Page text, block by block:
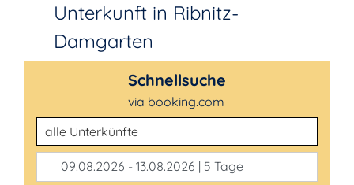
Unterkunft in Ribnitz-
Damgarten
Schnellsuche
via booking.com
Unterkunftsart
09.08.2026 - 13.08.2026 | 5 Tage